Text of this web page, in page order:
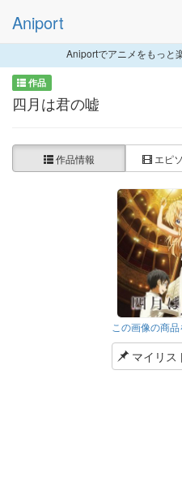
Aniport
Aniportでアニメをもっと
作品
四月は君の嘘
作品情報 エピ
この画像の商
マイリス